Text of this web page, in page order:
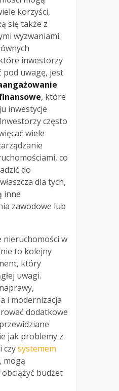
korzyści,
się także z
wyzwaniami.
inwestorzy
pod uwagę, jest
, które
inwestycje
często
wiele
co
do
dla tych,
inne
zawodowe lub
nieruchomości w
to kolejny
który
uwagi.
i modernizacja
dodatkowe
jak problemy z
czysystemem
mogą
budżet